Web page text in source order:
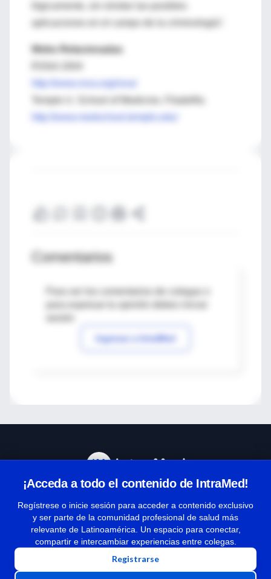
lógicamente, sin olvidar las posibles
aplicaciones en el campo de la criminología”.
Webs Relacionadas
http://www.rsna.org/rsna/
Comentarios
Para ver los comentarios de colegas o
Ingresar a IntraMed
¡Acceda a todo el contenido de IntraMed!
Regístrese o inicie sesión para acceder a contenido exclusivo
y ser parte de la comunidad profesional de salud más
relevante de Latinoamérica. Un espacio para conectar,
compartir e intercambiar experiencias entre colegas.
Registrarse
Términos y condiciones
| Políticas de privacidad
| Todos los derechos reservados | Copyright 1997-2026